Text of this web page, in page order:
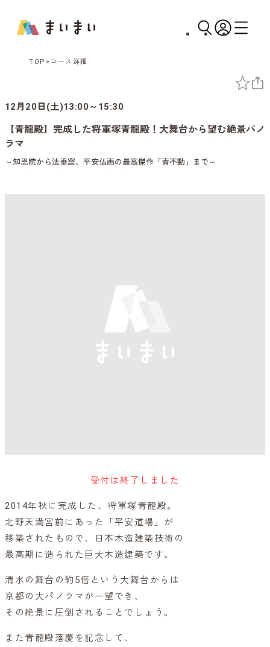
TOP コース詳細
12月20日(土)13:00～15:30
【青龍殿】完成した将軍塚青龍殿！大舞台から望む絶景パノ
ラマ
～知恩院から法垂窟、平安仏画の最高傑作「青不動」まで～
受付は終了しました
2014年秋に完成した、将軍塚青龍殿。
北野天満宮前にあった「平安道場」が
移築されたもので、日本木造建築技術の
最高期に造られた巨大木造建築です。
清水の舞台の約5倍という大舞台からは
京都の大パノラマが一望でき、
その絶景に圧倒されることでしょう。
また青龍殿落慶を記念して、